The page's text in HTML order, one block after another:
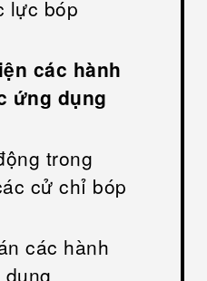
lực bóp
các hành
ứng dụng
trong
cử chỉ bóp
các hành